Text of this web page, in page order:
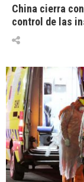
China cierra
control de las